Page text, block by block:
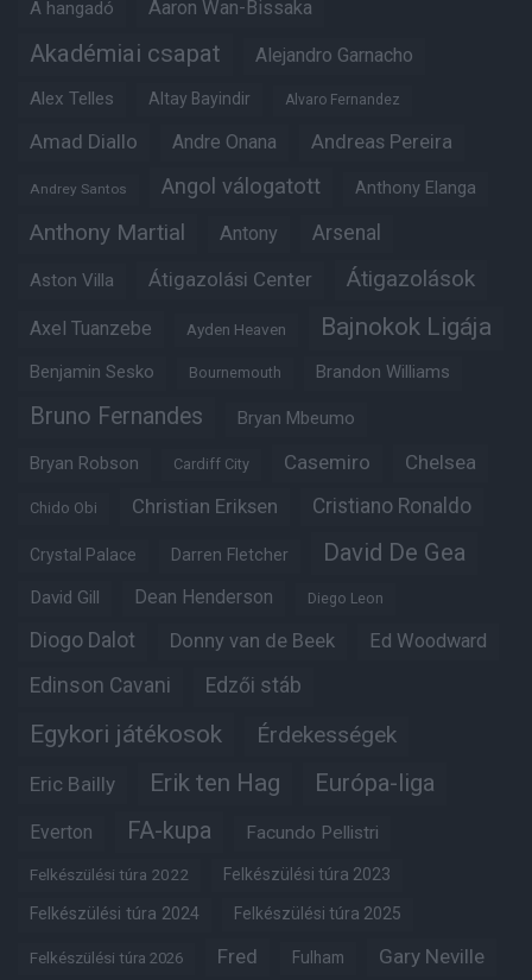
A hangadó Aaron Wan-Bissaka
Akadémiai csapat Alejandro Garnacho
Alex Telles Altay Bayindir Alvaro Fernandez
Amad Diallo Andre Onana Andreas Pereira
Andrey Santos Angol válogatott Anthony Elanga
Anthony Martial Antony Arsenal
Aston Villa Átigazolási Center Átigazolások
Axel Tuanzebe Ayden Heaven Bajnokok Ligája
Benjamin Sesko Bournemouth Brandon Williams
Bruno Fernandes Bryan Mbeumo
Bryan Robson Cardiff City Casemiro Chelsea
Chido Obi Christian Eriksen Cristiano Ronaldo
Crystal Palace Darren Fletcher David De Gea
David Gill Dean Henderson Diego Leon
Diogo Dalot Donny van de Beek Ed Woodward
Edinson Cavani Edzői stáb
Egykori játékosok Érdekességek
Eric Bailly Erik ten Hag Európa-liga
Everton FA-kupa Facundo Pellistri
Felkészülési túra 2022 Felkészülési túra 2023
Felkészülési túra 2024 Felkészülési túra 2025
Felkészülési túra 2026 Fred Fulham Gary Neville